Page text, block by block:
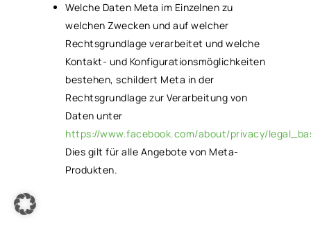
Welche Daten Meta im Einzelnen zu
welchen Zwecken und auf welcher
Rechtsgrundlage verarbeitet und welche
Kontakt- und Konfigurationsmöglichkeiten
bestehen, schildert Meta in der
Rechtsgrundlage zur Verarbeitung von
Daten unter
https://www.facebook.com/about/privacy/
Dies gilt für alle Angebote von Meta-
Produkten.